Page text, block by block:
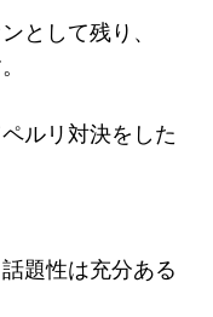
として残り、
ルリ対決をした
題性は充分ある